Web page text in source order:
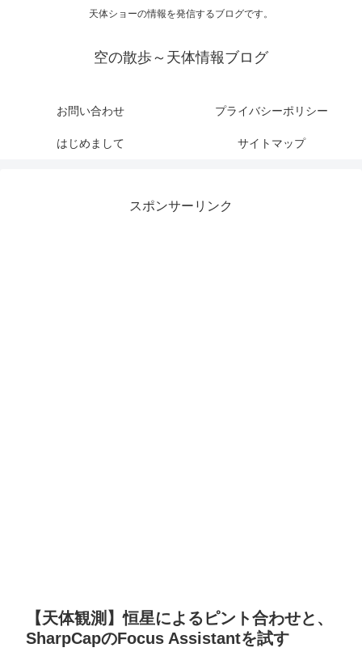
天体ショーの情報を発信するブログです。
空の散歩～天体情報ブログ
お問い合わせ プライバシーポリシー
はじめまして サイトマップ
スポンサーリンク
【天体観測】恒星によるピント合わせと、
SharpCapのFocus Assistantを試す